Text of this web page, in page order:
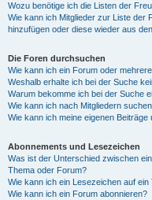
Wozu benötige ich die Listen der
Wie kann ich Mitglieder zur Liste der
hinzufügen oder diese wieder aus
Die Foren durchsuchen
Wie kann ich ein Forum oder
Weshalb erhalte ich bei der Suche
Warum bekomme ich bei der Suche
Wie kann ich nach Mitgliedern
Wie kann ich meine eigenen Beiträge
Abonnements und Lesezeichen
Was ist der Unterschied zwischen
Thema oder Forum?
Wie kann ich ein Lesezeichen auf
Wie kann ich ein Forum abonnieren?